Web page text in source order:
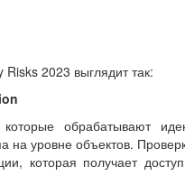
2023 выглядит так:
обрабатывают
на уровне объектов.
которая получает